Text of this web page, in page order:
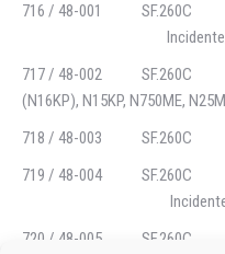
716 / 48-001
Incidente, 03
717 / 48-002 SF.260C I-
(N16KP), N15KP, N750ME,
718 / 48-003 SF.260C
719 / 48-004
Incidente, 21
720 / 48-005 SF.260C